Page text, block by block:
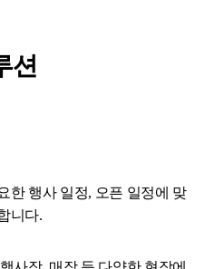
션
한 행사 일정, 오픈 일정에 맞
니다.